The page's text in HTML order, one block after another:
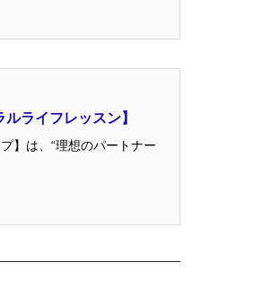
ライフレッスン】
】は、“理想のパートナー